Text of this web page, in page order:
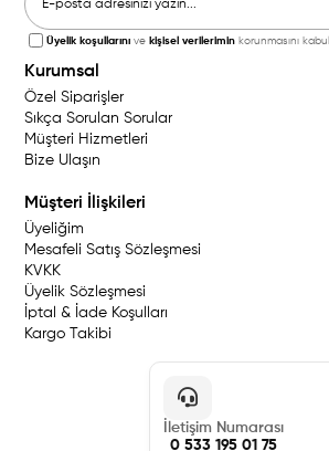
Üyelik koşullarını ve kişisel verilerimin korunmasını
Kurumsal
Özel Siparişler
Sıkça Sorulan Sorular
Müşteri Hizmetleri
Bize Ulaşın
Müşteri İlişkileri
Üyeliğim
Mesafeli Satış Sözleşmesi
KVKK
Üyelik Sözleşmesi
İptal & İade Koşulları
Kargo Takibi
İletişim Numarası
0 533 195 01 75